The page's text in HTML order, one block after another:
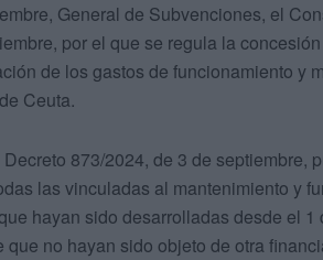
General de Subvenciones, el
por el que se regula la
de los gastos de funcionamiento y
Ceuta.
873/2024, de 3 de septiembre,
las vinculadas al mantenimiento y
hayan sido desarrolladas desde el
que no hayan sido objeto de otra